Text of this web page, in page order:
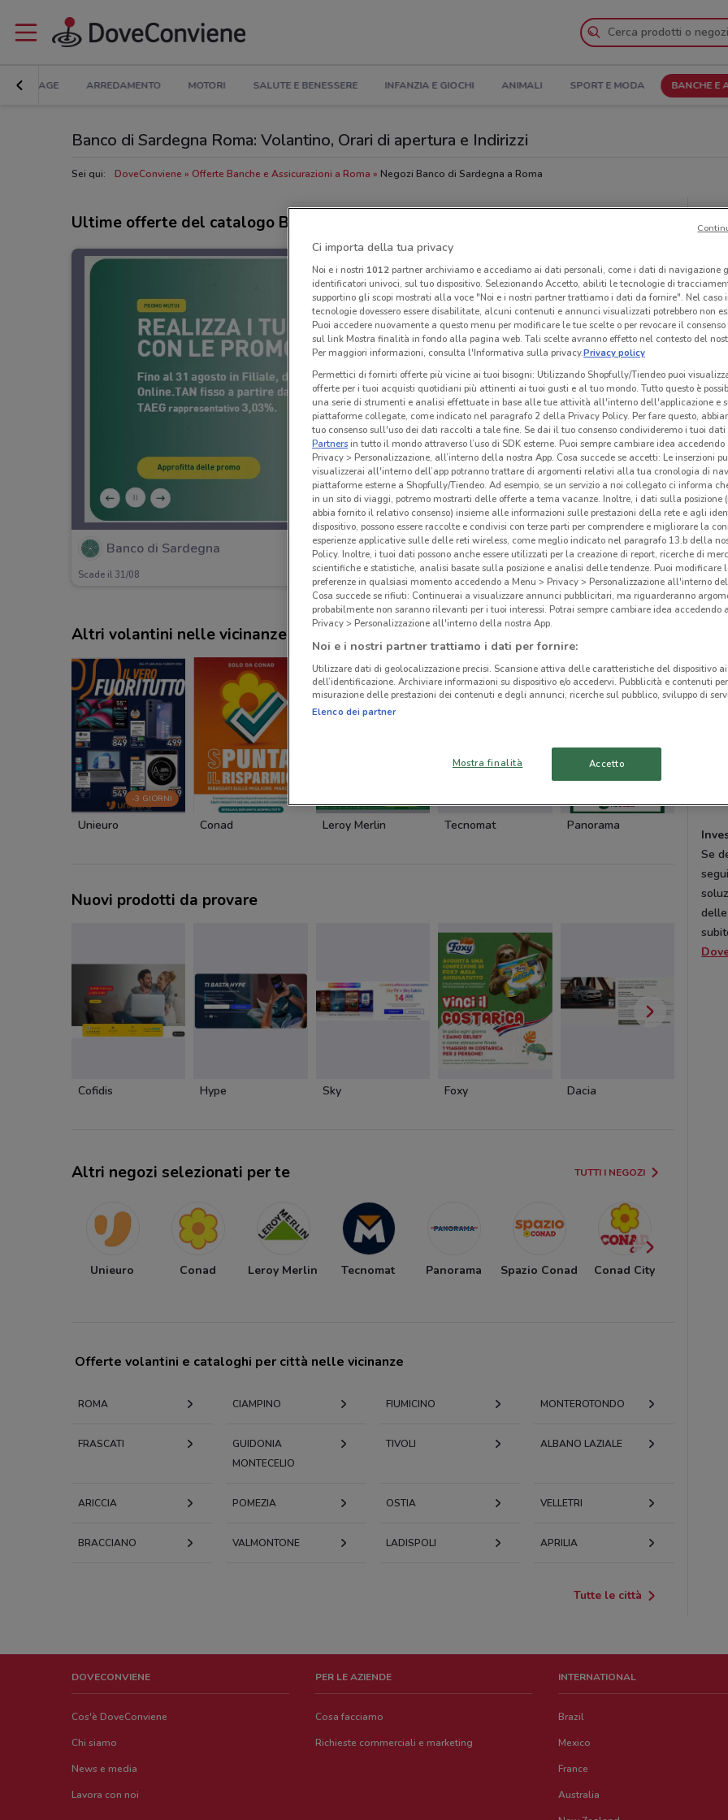
BRICOLAGE ARREDAMENTO MOTORI SALUTE E BENESSERE INFANZIA E GIOCHI ANIMALI SPORT E MODA BANCHE E
Banco di Sardegna Roma: Volantino, Orari di apertura e Indirizzi
Sei qui: DoveConviene Offerte Banche e Assicurazioni a Roma Negozi Banco di Sardegna a Roma
Ultime offerte del catalogo Banco di Sardegna
Banco di Sardegna
Scade il 31/08 1.8 km
Altri volantini nelle vicinanze
-3 GIORNI
Unieuro Conad Leroy Merlin Tecnomat Panorama
Nuovi prodotti da provare
Cofidis Hype Sky Foxy Dacia
Altri negozi selezionati per te TUTTI I NEGOZI
Unieuro Conad Leroy Merlin Tecnomat Panorama Spazio Conad Conad City
Offerte volantini e cataloghi per città nelle vicinanze
ROMA CIAMPINO FIUMICINO MONTEROTONDO
FRASCATI
GUIDONIA
MONTECELIO
TIVOLI ALBANO LAZIALE
ARICCIA POMEZIA OSTIA VELLETRI
BRACCIANO VALMONTONE LADISPOLI APRILIA
Tutte le città
Se
DOVECONVIENE
Cos'è DoveConviene
Chi siamo
News e media
Lavora con noi
PER LE AZIENDE
Cosa facciamo
Richieste commerciali e marketing
INTERNATIONAL
Brazil
Mexico
France
Australia
Ci importa della tua privacy
Noi e i nostri 1012partner archiviamo e accediamo ai dati personali, come i dati di navigazione
identificatori univoci, sul tuo dispositivo. Selezionando Accetto, abiliti le tecnologie di
supportino gli scopi mostrati alla voce "Noi e i nostri partner trattiamo i dati da fornire". Nel caso
tecnologie dovessero essere disabilitate, alcuni contenuti e annunci visualizzati potrebbero non
Puoi accedere nuovamente a questo menu per modificare le tue scelte o per revocare il
sul link Mostra finalità in fondo alla pagina web. Tali scelte avranno effetto nel contesto del
Per maggiori informazioni, consulta l'Informativa sulla privacy.Privacy policy
Permettici di fornirti offerte più vicine ai tuoi bisogni: Utilizzando Shopfully/Tiendeo puoi
offerte per i tuoi acquisti quotidiani più attinenti ai tuoi gusti e al tuo mondo. Tutto questo è
una serie di strumenti e analisi effettuate in base alle tue attività all'interno dell'applicazione e
piattaforme collegate, come indicato nel paragrafo 2 della Privacy Policy. Per fare questo,
tuo consenso sull'uso dei dati raccolti a tale fine. Se dai il tuo consenso condivideremo i tuoi dati
Partnersin tutto il mondo attraverso l’uso di SDK esterne. Puoi sempre cambiare idea accedendo
Privacy > Personalizzazione, all’interno della nostra App. Cosa succede se accetti: Le inserzioni
visualizzerai all'interno dell’app potranno trattare di argomenti relativi alla tua cronologia di
piattaforme esterne a Shopfully/Tiendeo. Ad esempio, se un servizio a noi collegato ci informa
in un sito di viaggi, potremo mostrarti delle offerte a tema vacanze. Inoltre, i dati sulla posizione
abbia fornito il relativo consenso) insieme alle informazioni sulle prestazioni della rete e agli
dispositivo, possono essere raccolte e condivisi con terze parti per comprendere e migliorare la
esperienze applicative sulle delle reti wireless, come meglio indicato nel paragrafo 13.b della
Policy. Inoltre, i tuoi dati possono anche essere utilizzati per la creazione di report, ricerche di
scientifiche e statistiche, analisi basate sulla posizione e analisi delle tendenze. Puoi modificare
preferenze in qualsiasi momento accedendo a Menu > Privacy > Personalizzazione all'interno
Cosa succede se rifiuti: Continuerai a visualizzare annunci pubblicitari, ma riguarderanno
probabilmente non saranno rilevanti per i tuoi interessi. Potrai sempre cambiare idea accedendo
Privacy > Personalizzazione all'interno della nostra App.
Noi e i nostri partner trattiamo i dati per fornire:
Utilizzare dati di geolocalizzazione precisi. Scansione attiva delle caratteristiche del dispositivo
dell’identificazione. Archiviare informazioni su dispositivo e/o accedervi. Pubblicità e contenuti
misurazione delle prestazioni dei contenuti e degli annunci, ricerche sul pubblico, sviluppo di
Elenco dei partner
Mostra finalità Accetto